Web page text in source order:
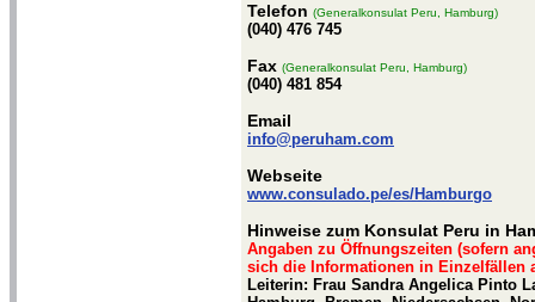
Telefon (Generalkonsulat Peru, Hamburg)
(040) 476 745
Fax (Generalkonsulat Peru, Hamburg)
(040) 481 854
Email
info@peruham.com
Webseite
www.consulado.pe/es/Hamburgo
Hinweise zum Konsulat Peru in
Angaben zu Öffnungszeiten (sofern
sich die Informationen in Einzelfällen
Leiterin: Frau Sandra Angelica Pinto